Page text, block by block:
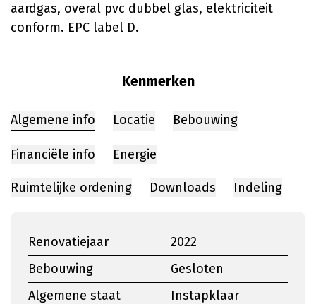
aardgas, overal pvc dubbel glas, elektriciteit
conform. EPC label D.
Kenmerken
Algemene info Locatie Bebouwing
Financiële info Energie
Ruimtelijke ordening Downloads Indeling
Renovatiejaar
2022
Bebouwing
Gesloten
Algemene staat
Instapklaar